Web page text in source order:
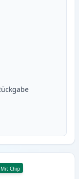
2500XLC cyan XL
Mit Chip